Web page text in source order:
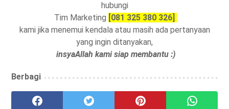
hubungi
Tim Marketing [081 325 380 326]
kami jika menemui kendala atau masih ada pertanyaan
yang ingin ditanyakan,
insyaAllah kami siap membantu :)
Berbagi